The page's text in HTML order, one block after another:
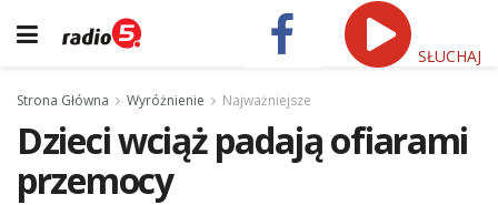
SŁUCHAJ
Strona Główna Wyróżnienie Najważniejsze
Dzieci wciąż padają ofiarami
przemocy